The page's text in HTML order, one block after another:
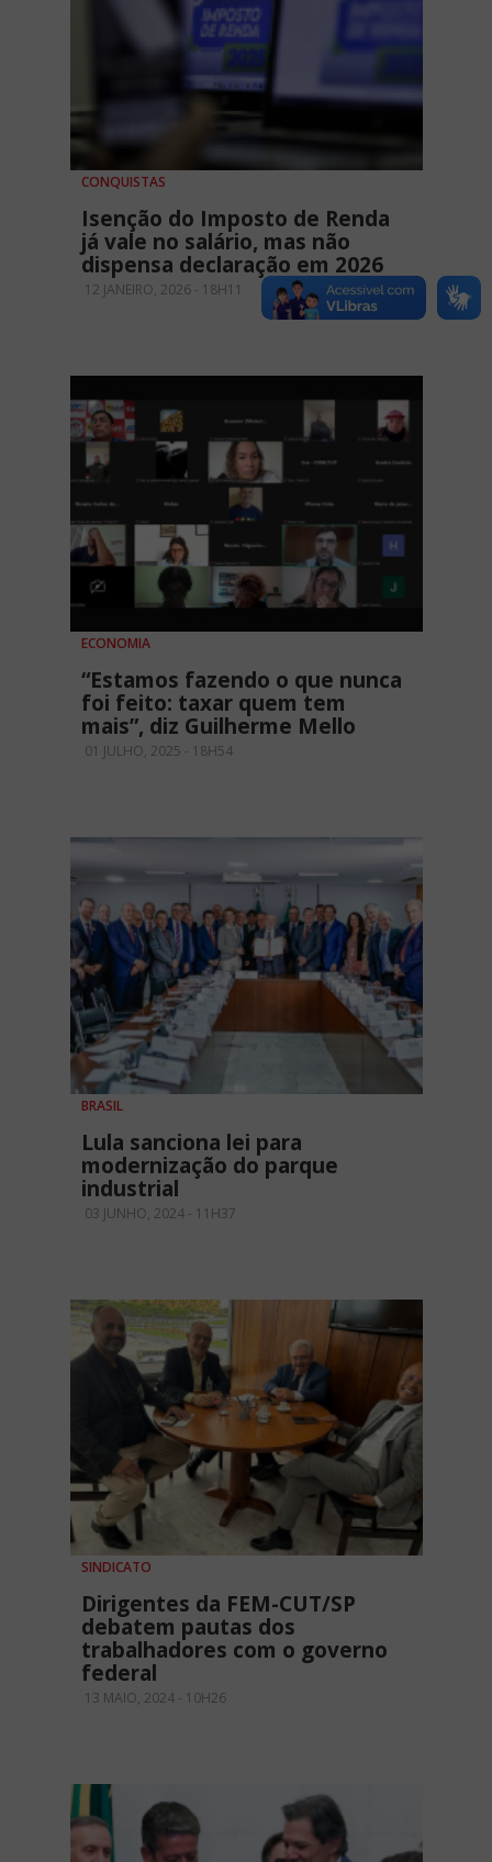
CONQUISTAS
Isenção do Imposto de Renda
já vale no salário, mas não
dispensa declaração em 2026
12 JANEIRO, 2026 - 18H11
ECONOMIA
“Estamos fazendo o que nunca
foi feito: taxar quem tem
mais”, diz Guilherme Mello
01 JULHO, 2025 - 18H54
BRASIL
Lula sanciona lei para
modernização do parque
industrial
03 JUNHO, 2024 - 11H37
SINDICATO
Dirigentes da FEM-CUT/SP
debatem pautas dos
trabalhadores com o governo
federal
13 MAIO, 2024 - 10H26